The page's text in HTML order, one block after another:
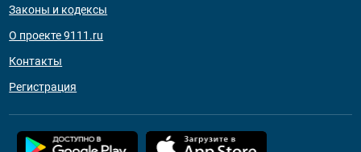
Законы и кодексы
О проекте 9111.ru
Контакты
Регистрация